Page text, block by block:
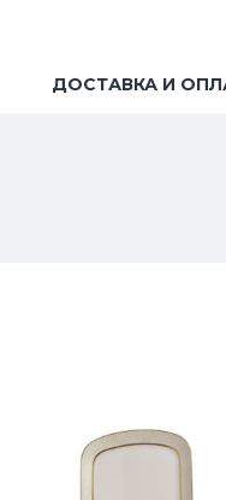
ДОСТАВКА И